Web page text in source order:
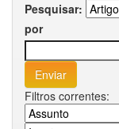
Pesquisar:
por
Filtros correntes: